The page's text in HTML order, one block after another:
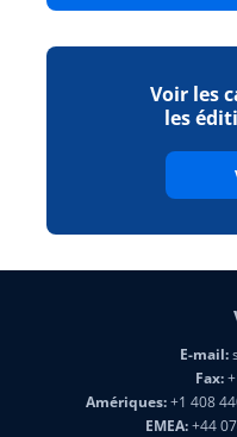
Voir les
les
E-mail:
Fax:
Amériques:+1 408
EMEA:+44